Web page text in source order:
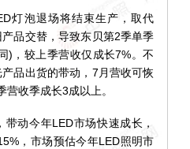
泡退场将结束生产，取代
品交替，导致东贝第2季单季
)，较上季营收仅成长7%。不
品出货的带动，7月营收可恢
收季成长3成以上。
动今年LED市场快速成长，
，市场预估今年LED照明市